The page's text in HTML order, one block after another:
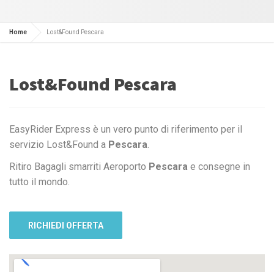
Home Lost&Found Pescara
Lost&Found Pescara
EasyRider Express è un vero punto di riferimento per il
servizio Lost&Found a Pescara.
Ritiro Bagagli smarriti Aeroporto Pescara e consegne in
tutto il mondo.
RICHIEDI OFFERTA